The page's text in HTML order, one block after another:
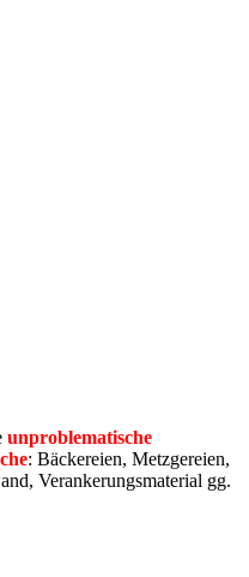
unproblematische
: Bäckereien, Metzgereien,
Verankerungsmaterial gg.